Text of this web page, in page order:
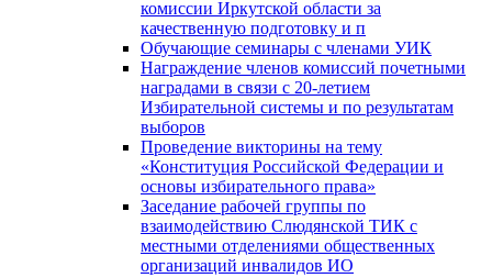
комиссии Иркутской области за
качественную подготовку и п
Обучающие семинары с членами УИК
Награждение членов комиссий почетными
наградами в связи с 20-летием
Избирательной системы и по результатам
выборов
Проведение викторины на тему
«Конституция Российской Федерации и
основы избирательного права»
Заседание рабочей группы по
взаимодействию Слюдянской ТИК с
местными отделениями общественных
организаций инвалидов ИО